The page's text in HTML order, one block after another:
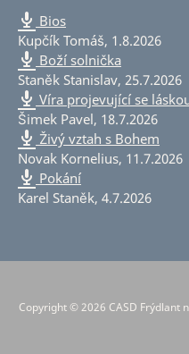
Bios
Kupčík Tomáš, 1.8.2026
Boží solnička
Staněk Stanislav, 25.7.2026
Víra projevující se
Šimek Pavel, 18.7.2026
Živý vztah s Bohem
Novak Kornelius, 11.7.2026
Pokání
Karel Staněk, 4.7.2026
Copyright © 2026 CASD Frýdlant